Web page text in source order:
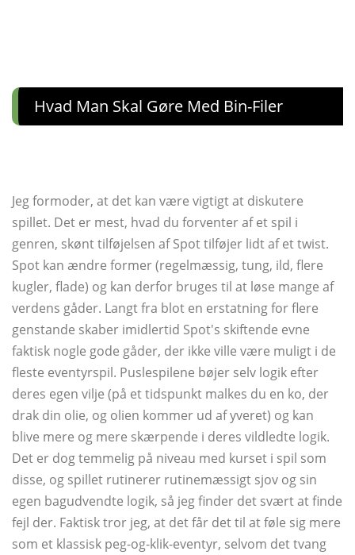
Hvad Man Skal Gøre Med Bin-Filer
Jeg formoder, at det kan være vigtigt at diskutere
spillet. Det er mest, hvad du forventer af et spil i
genren, skønt tilføjelsen af ​​Spot tilføjer lidt af et twist.
Spot kan ændre former (regelmæssig, tung, ild, flere
kugler, flade) og kan derfor bruges til at løse mange af
verdens gåder. Langt fra blot en erstatning for flere
genstande skaber imidlertid Spot's skiftende evne
faktisk nogle gode gåder, der ikke ville være muligt i de
fleste eventyrspil. Puslespilene bøjer selv logik efter
deres egen vilje (på et tidspunkt malkes du en ko, der
drak din olie, og olien kommer ud af yveret) og kan
blive mere og mere skærpende i deres vildledte logik.
Det er dog temmelig på niveau med kurset i spil som
disse, og spillet rutinerer rutinemæssigt sjov og sin
egen bagudvendte logik, så jeg finder det svært at finde
fejl der. Faktisk tror jeg, at det får det til at føle sig mere
som et klassisk peg-og-klik-eventyr, selvom det tvang